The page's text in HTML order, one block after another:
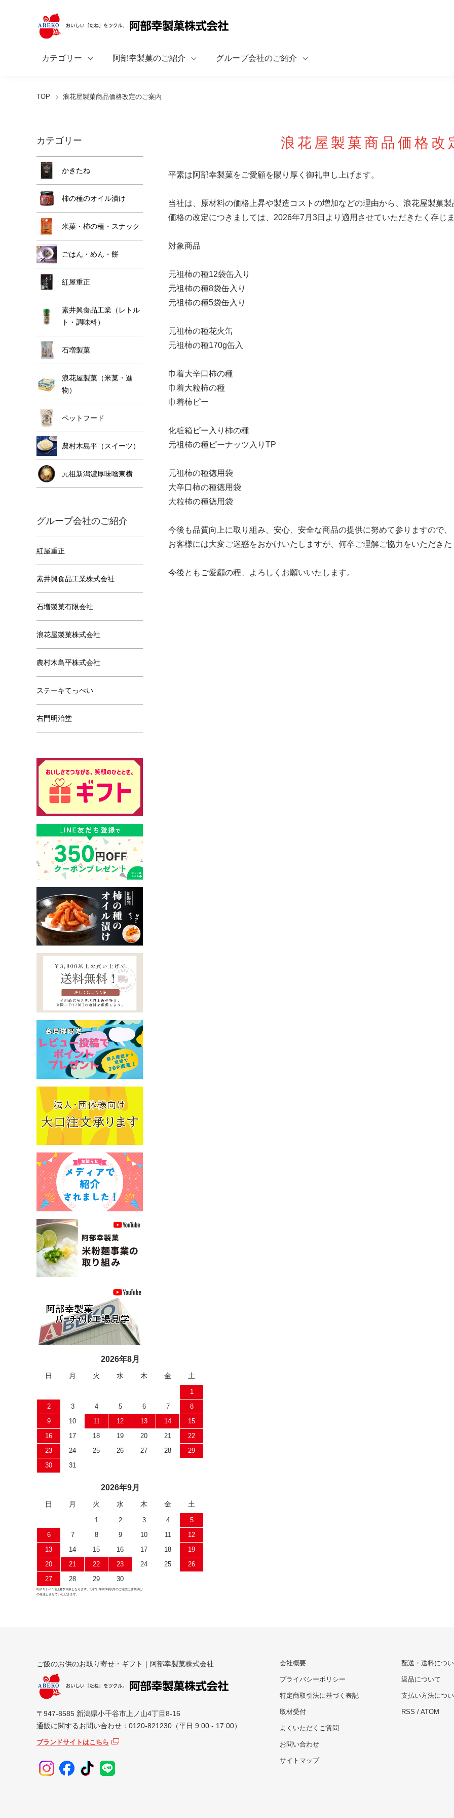
カテゴリー 阿部幸製菓のご紹介 グループ会社のご紹介
TOP 浪花屋製菓商品価格改定のご案内
浪花屋製菓商品価格改
平素は阿部幸製菓をご愛顧を賜り厚く御礼申し上げます。
当社は、原材料の価格上昇や製造コストの増加などの理由から、浪花屋製菓製
価格の改定につきましては、2026年7月3日より適用させていただきたく存じま
対象商品
元祖柿の種12袋缶入り
元祖柿の種8袋缶入り
元祖柿の種5袋缶入り
元祖柿の種花火缶
元祖柿の種170g缶入
巾着大辛口柿の種
巾着大粒柿の種
巾着柿ピー
化粧箱ピー入り柿の種
元祖柿の種ピーナッツ入りTP
元祖柿の種徳用袋
大辛口柿の種徳用袋
大粒柿の種徳用袋
今後も品質向上に取り組み、安心、安全な商品の提供に努めて参りますので、
お客様には大変ご迷惑をおかけいたしますが、何卒ご理解ご協力をいただきた
今後ともご愛顧の程、よろしくお願いいたします。
カテゴリー
かきたね
柿の種のオイル漬け
米菓・柿の種・スナック
ごはん・めん・餅
紅屋重正
素井興食品工業（レトル
ト・調味料）
石増製菓
浪花屋製菓（米菓・進
物）
ペットフード
農村木島平（スイーツ）
元祖新潟濃厚味噌東横
グループ会社のご紹介
紅屋重正
素井興食品工業株式会社
石増製菓有限会社
浪花屋製菓株式会社
農村木島平株式会社
ステーキてっぺい
右門明治堂
2026年8月
日 月 火 水 木 金 土
1
2
3 4 5 6 7
8
9
10 11 12 13 14
15
16
17 18 19 20 21
22
23
24 25 26 27 28
29
30
31
2026年9月
日 月 火 水 木 金 土
1 2 3 4
5
6
7 8 9 10 11
12
13
14 15 16 17 18
19
20
21 22 23 24 25
26
27
28 29 30
8月11日～16日は夏季休業となります。8月7日午前8時以降のご注文は休業明け
の発送とさせていただきます。
ご飯のお供のお取り寄せ・ギフト｜阿部幸製菓株式会社
〒947-8585 新潟県小千谷市上ノ山4丁目8-16
通販に関するお問い合わせ：0120-821230（平日 9:00 - 17:00）
ブランドサイトはこちら
会社概要
プライバシーポリシー
特定商取引法に基づく表記
取材受付
よくいただくご質問
お問い合わせ
サイトマップ
配送・送料につ
返品について
支払い方法につ
RSS / ATOM